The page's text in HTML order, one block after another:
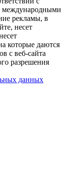
международными
рекламы, в
несет
которые даются
с веб-сайта
разрешения
данных